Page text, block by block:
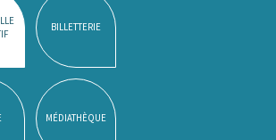
BILLETTERIE
MÉDIATHÈQUE